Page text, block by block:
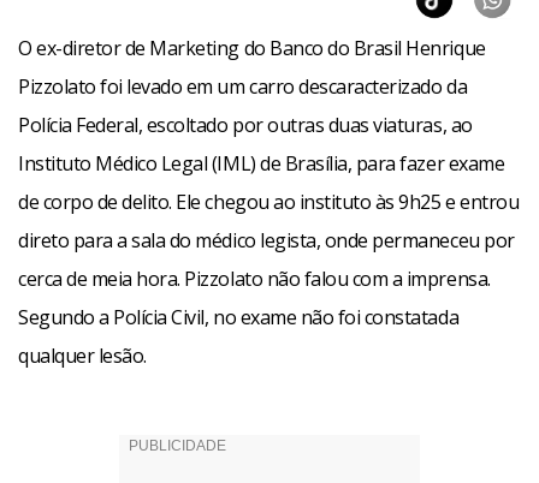
O ex-diretor de Marketing do Banco do Brasil Henrique
Pizzolato foi levado em um carro descaracterizado da
Polícia Federal, escoltado por outras duas viaturas, ao
Instituto Médico Legal (IML) de Brasília, para fazer exame
de corpo de delito. Ele chegou ao instituto às 9h25 e entrou
direto para a sala do médico legista, onde permaneceu por
cerca de meia hora. Pizzolato não falou com a imprensa.
Segundo a Polícia Civil, no exame não foi constatada
qualquer lesão.